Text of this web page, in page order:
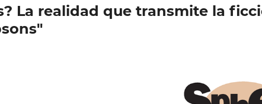
La realidad que transmite la